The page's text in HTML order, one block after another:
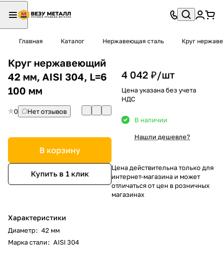
Главная Каталог Нержавеющая сталь Круг
Круг нержавеющий
42 мм, AISI 304, L=6
100 мм
0 Нет отзывов
В корзину
Купить в 1 клик
Характеристики
Диаметр: 42 мм
Марка стали: AISI 304
4 042 ₽/шт
Цена указана без учета
НДС
В наличии
Нашли дешевле?
Цена действительна только для
интернет-магазина и может
отличаться от цен в розничных
магазинах